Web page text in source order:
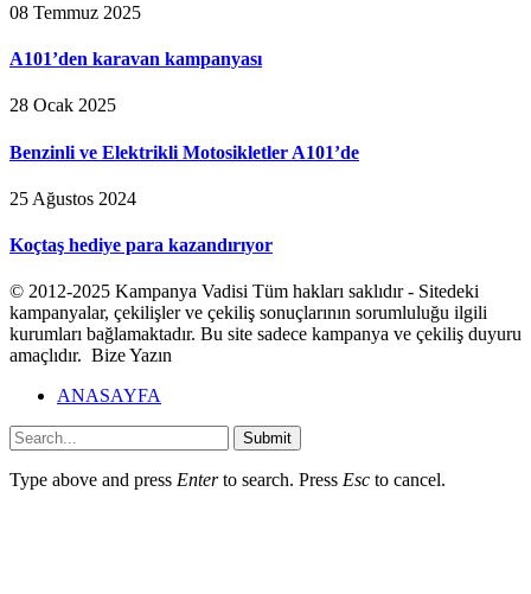
08 Temmuz 2025
A101’den karavan kampanyası
28 Ocak 2025
Benzinli ve Elektrikli Motosikletler A101’de
25 Ağustos 2024
Koçtaş hediye para kazandırıyor
© 2012-2025 Kampanya Vadisi Tüm hakları saklıdır - Sitedeki
kampanyalar, çekilişler ve çekiliş sonuçlarının sorumluluğu ilgili
kurumları bağlamaktadır. Bu site sadece kampanya ve çekiliş duyuru
amaçlıdır. Bize Yazın
ANASAYFA
Submit
Type above and press Enterto search. Press Esc to cancel.